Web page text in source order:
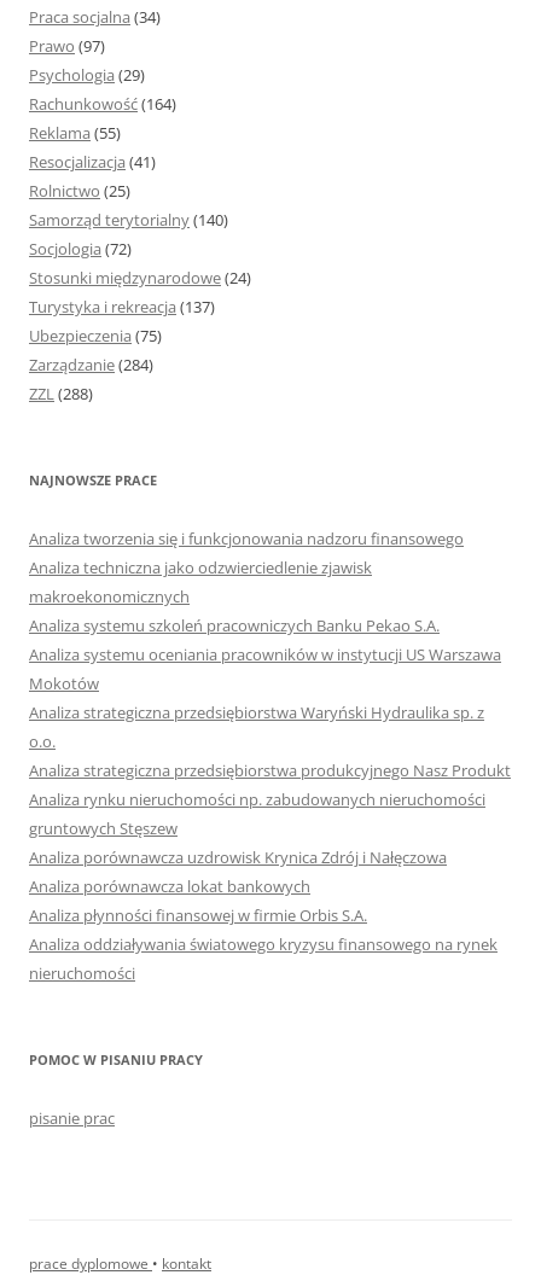
Praca socjalna (34)
Prawo (97)
Psychologia (29)
Rachunkowość(164)
Reklama (55)
Resocjalizacja (41)
Rolnictwo (25)
Samorząd terytorialny(140)
Socjologia (72)
Stosunki międzynarodowe(24)
Turystyka i rekreacja (137)
Ubezpieczenia (75)
Zarządzanie(284)
ZZL(288)
NAJNOWSZE PRACE
Analiza tworzenia się i funkcjonowania nadzoru finansowego
Analiza techniczna jako odzwierciedlenie zjawisk
makroekonomicznych
Analiza systemu szkoleń pracowniczych Banku Pekao S.A.
Analiza systemu oceniania pracowników w instytucji US Warszawa
Mokotów
Analiza strategiczna przedsiębiorstwa Waryński Hydraulika sp. z
o.o.
Analiza strategiczna przedsiębiorstwa produkcyjnego Nasz Produkt
Analiza rynku nieruchomości np. zabudowanych nieruchomości
gruntowych Stęszew
Analiza porównawcza uzdrowisk Krynica Zdrój i Nałęczowa
Analiza porównawcza lokat bankowych
Analiza płynności finansowej w firmie Orbis S.A.
Analiza oddziaływania światowego kryzysu finansowego na rynek
nieruchomości
POMOC W PISANIU PRACY
pisanie prac
prace dyplomowe • kontakt